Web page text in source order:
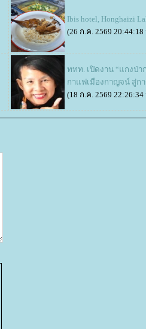
Ibis hotel, Honghaizi
(26 ก.ค. 2569 20:44:18
ททท. เปิดงาน “แกงป่
กาแฟเมืองกาญจน์ สู่ก
(18 ก.ค. 2569 22:26:34